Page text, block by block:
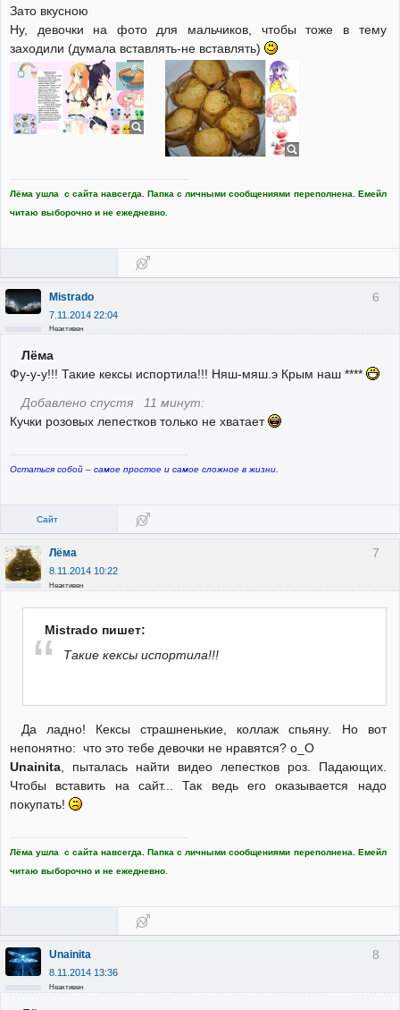
Зато вкусною
Ну, девочки на фото для мальчиков, чтобы тоже в тему
заходили (думала вставлять-не вставлять)
Лёма ушла с сайта навсегда. Папка с личными сообщениями переполнена. Емейл
читаю выборочно и не ежедневно.
6
Mistrado
7.11.2014 22:04
Неактивен
Лёма
Фу-у-у!!! Такие кексы испортила!!! Няш-мяш.э Крым наш ****
Добавлено спустя 11 минут:
Кучки розовых лепестков только не хватает
Остаться собой – самое простое и самое сложное в жизни.
Сайт
7
Лёма
8.11.2014 10:22
Неактивен
Mistrado пишет:
Такие кексы испортила!!!
Да ладно! Кексы страшненькие, коллаж спьяну. Но вот
непонятно: что это тебе девочки не нравятся? o_O
Unainita, пыталась найти видео лепестков роз. Падающих.
Чтобы вставить на сайт... Так ведь его оказывается надо
покупать!
Лёма ушла с сайта навсегда. Папка с личными сообщениями переполнена. Емейл
читаю выборочно и не ежедневно.
8
Unainita
8.11.2014 13:36
Неактивен